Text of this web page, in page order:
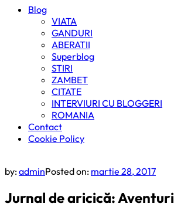
Blog
VIATA
GANDURI
ABERATII
Superblog
STIRI
ZAMBET
CITATE
INTERVIURI CU BLOGGERI
ROMANIA
Contact
Cookie Policy
by:adminPosted on: martie 28, 2017
Jurnal de aricică: Aventuri